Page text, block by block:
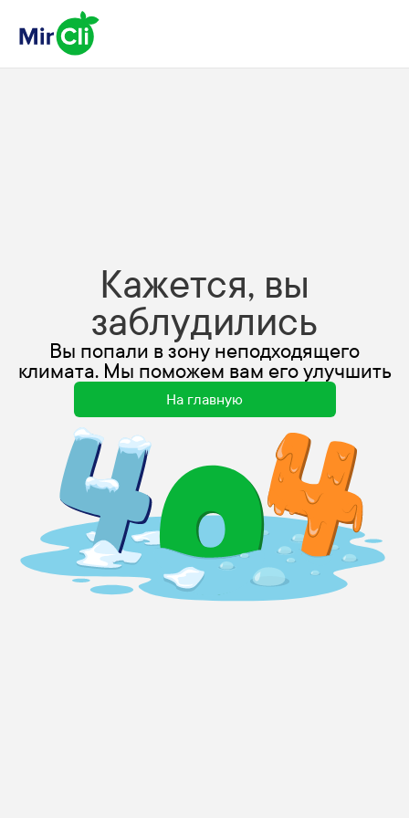
Кажется, вы
заблудились
Вы попали в зону неподходящего
климата. Мы поможем вам его улучшить
На главную